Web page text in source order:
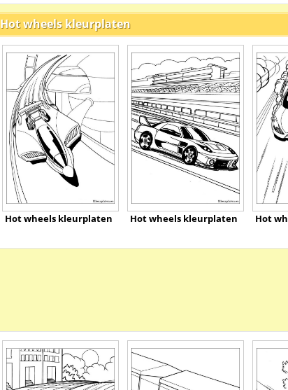
Hot wheels kleurplaten
Hot wheels kleurplaten Hot wheels kleurplaten Hot